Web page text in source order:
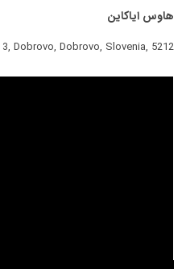
هاوس ایاکاین
Dobrovo, Dobrovo, Slovenia, 5212